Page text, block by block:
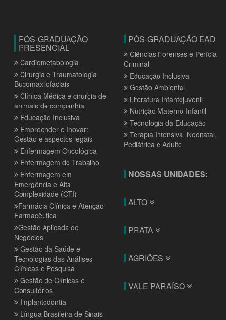
PÓS-GRADUAÇÃO
PRESENCIAL
Cardiometabologia
Cirurgia e Traumatologia
Bucomaxilofaciais
Clínica Médica e cirurgia de
animais de companhia
Educação Inclusiva
Empreender e Inovar:
Gestão e aspectos legais
Enfermagem Oncológica
Enfermagem do Trabalho
Enfermagem em
Emergência e Alta
Complexidade (CTI)
Farmácia Clínica e Atenção
Farmacêutica
Gestão Aplicada de
Negócios
Gestão da Saúde e
Tecnologias das Análises
Clínicas e Pesquisa
Gestão de Clínicas e
Consultórios
Implantodontia
Língua Brasileira de Sinais
PÓS-GRADUAÇÃO EAD
Ciências Forenses e Perícia
Criminal
Educação Inclusiva
Gestão Ambiental
Literatura Infantojuvenil
Nutrição Materno-Infantil
Tecnologia da Educação
Terapia Intensiva, Neonatal,
Pediátrica e Adulto
NOSSAS UNIDADES:
ALTO
PRATA
AGRIÕES
VALE PARAÍSO